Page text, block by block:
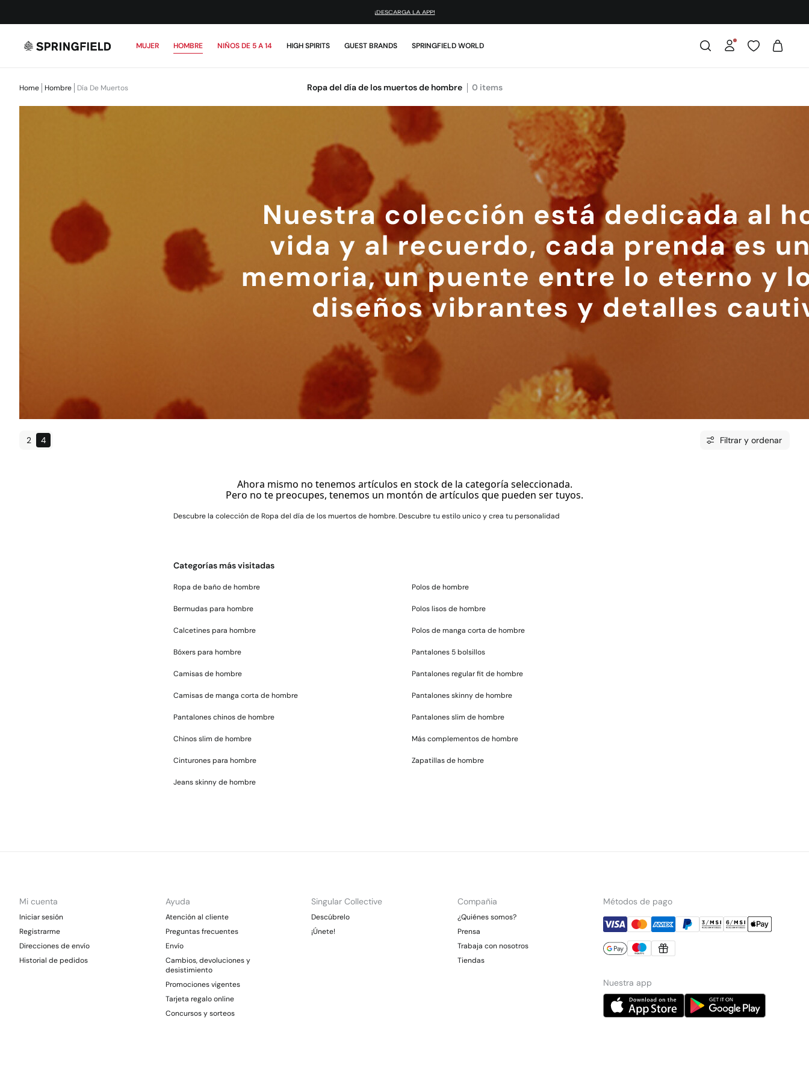
¡DESCARGA LA APP!
MUJER HOMBRE NIÑOS DE 5 A 14 HIGH SPIRITS GUEST BRANDS SPRINGFIELD WORLD
Home Hombre Día De Muertos Ropa del día de los muertos de hombre 0 items
2 4 Filtrar y ordenar
Ahora mismo no tenemos artículos en stock de la categoría seleccionada.
Pero no te preocupes, tenemos un montón de artículos que pueden ser tuyos.
Descubre la colección de Ropa del día de los muertos de hombre. Descubre tu estilo unico y crea tu personalidad
Categorías más visitadas
Ropa de baño de hombre
Bermudas para hombre
Calcetines para hombre
Bóxers para hombre
Camisas de hombre
Camisas de manga corta de hombre
Pantalones chinos de hombre
Chinos slim de hombre
Cinturones para hombre
Jeans skinny de hombre
Polos de hombre
Polos lisos de hombre
Polos de manga corta de hombre
Pantalones 5 bolsillos
Pantalones regular fit de hombre
Pantalones skinny de hombre
Pantalones slim de hombre
Más complementos de hombre
Zapatillas de hombre
Mi cuenta
Iniciar sesión
Registrarme
Direcciones de envío
Historial de pedidos
Ayuda
Atención al cliente
Preguntas frecuentes
Envío
Cambios, devoluciones y
desistimiento
Promociones vigentes
Tarjeta regalo online
Concursos y sorteos
Singular Collective
Descúbrelo
¡Únete!
Compañia
¿Quiénes somos?
Prensa
Trabaja con nosotros
Tiendas
Métodos de pago
Nuestra app